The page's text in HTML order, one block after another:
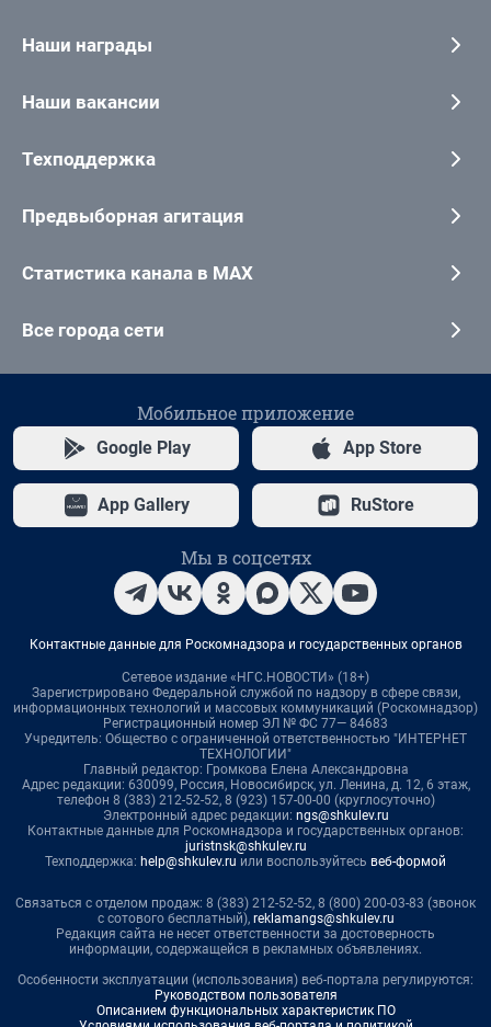
Наши награды
Наши вакансии
Техподдержка
Предвыборная агитация
Статистика канала в MAX
Все города сети
Мобильное приложение
Google Play App Store
App Gallery RuStore
Мы в соцсетях
Контактные данные для Роскомнадзора и государственных органов
Сетевое издание «НГС.НОВОСТИ» (18+)
Зарегистрировано Федеральной службой по надзору в сфере связи,
информационных технологий и массовых коммуникаций (Роскомнадзор)
Регистрационный номер ЭЛ № ФС 77— 84683
Учредитель: Общество с ограниченной ответственностью "ИНТЕРНЕТ
ТЕХНОЛОГИИ"
Главный редактор: Громкова Елена Александровна
Адрес редакции: 630099, Россия, Новосибирск, ул. Ленина, д. 12, 6 этаж,
телефон 8 (383) 212-52-52, 8 (923) 157-00-00 (круглосуточно)
Электронный адрес редакции: ngs@shkulev.ru
Контактные данные для Роскомнадзора и государственных органов:
juristnsk@shkulev.ru
Техподдержка: help@shkulev.ru или воспользуйтесь веб-формой
Связаться с отделом продаж: 8 (383) 212-52-52, 8 (800) 200-03-83 (звонок
с сотового бесплатный), reklamangs@shkulev.ru
Редакция сайта не несет ответственности за достоверность
информации, содержащейся в рекламных объявлениях.
Особенности эксплуатации (использования) веб-портала регулируются:
Руководством пользователя
Описанием функциональных характеристик ПО